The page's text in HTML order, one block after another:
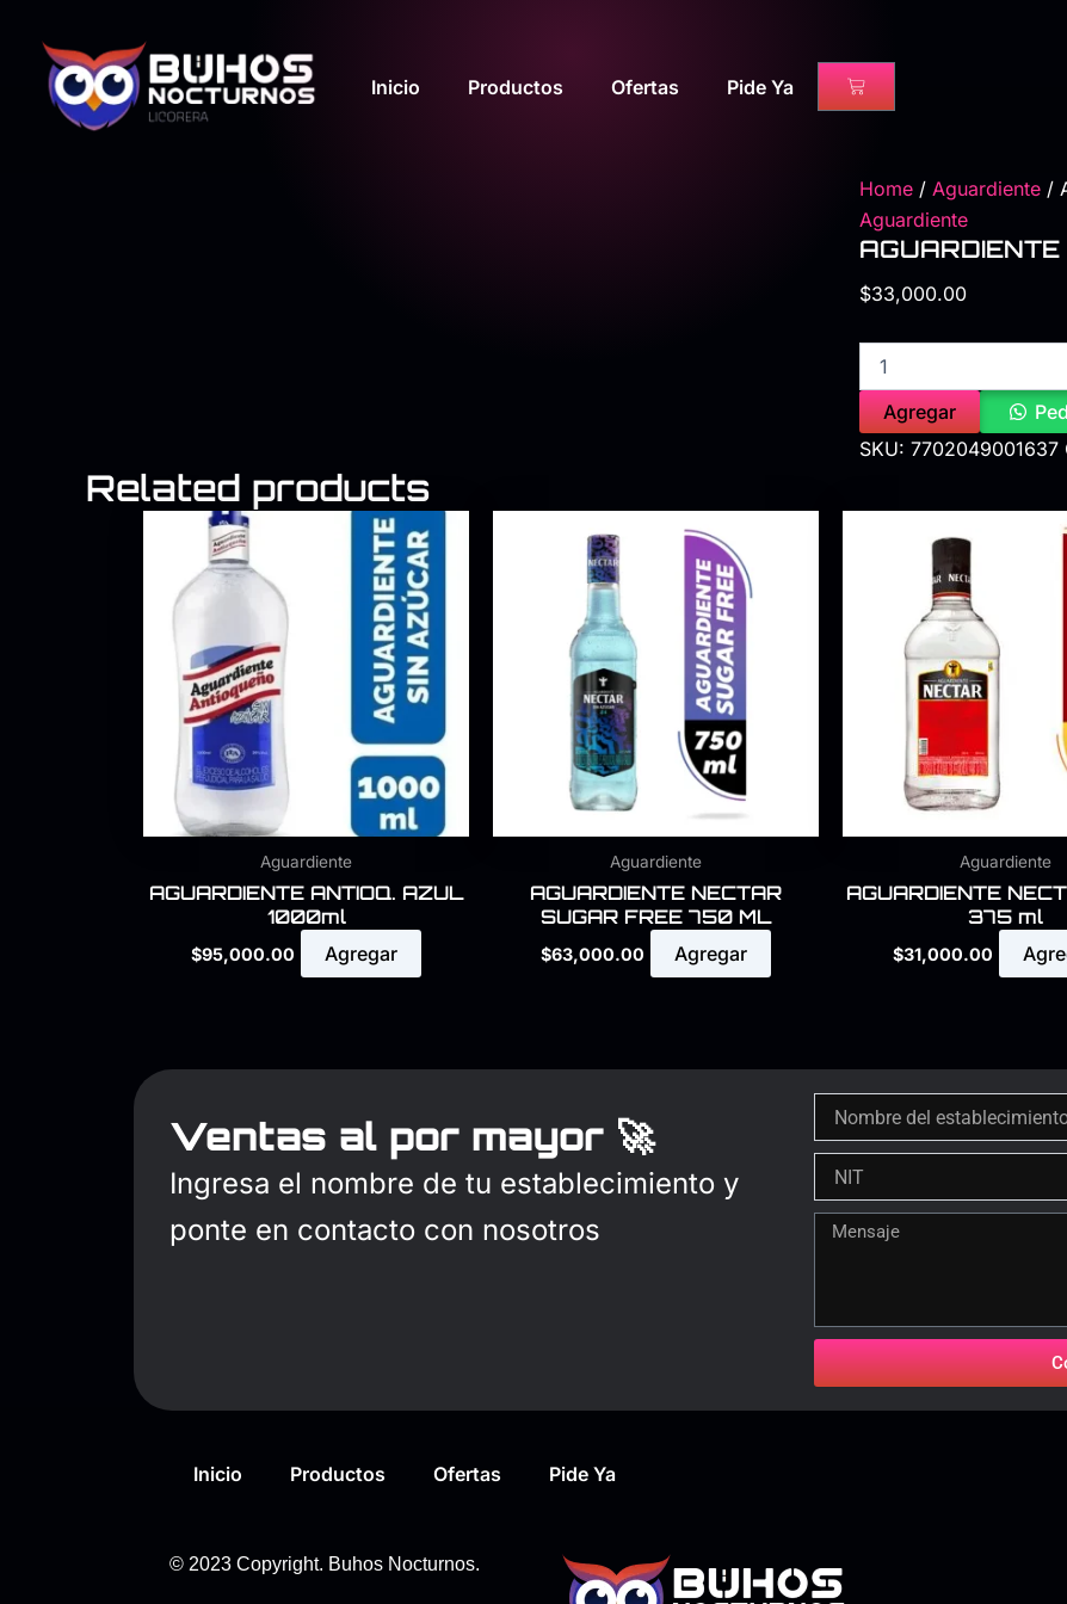
contenido
Cart
Inicio Productos Ofertas Pide Ya
Home / Aguardiente /
Aguardiente
$33,000.00
VERDE
375ml
quantity
Agregar
SKU: 7702049001637
Related products
Aguardiente
AGUARDIENTE ANTIOQ. AZUL
1000ml
$95,000.00 Agregar
Aguardiente
AGUARDIENTE NECTAR
SUGAR FREE 750 ML
$63,000.00 Agregar
Aguardiente
AGUARDIENTE
375 ml
$31,000.00
Ventas al por mayor 🚀
Ingresa el nombre de tu establecimiento y
ponte en contacto con nosotros
Inicio Productos Ofertas Pide Ya
© 2023 Copyright. Buhos Nocturnos.